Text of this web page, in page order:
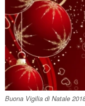
Buona Vigilia di Natale